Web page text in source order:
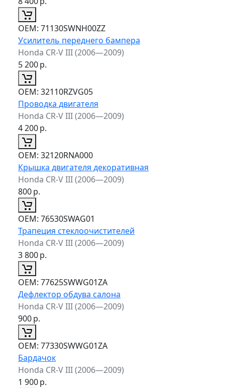
ОЕМ: 71130SWNH00ZZ
Усилитель переднего бампера
Honda CR-V III (2006—2009)
5 200р.
ОЕМ: 32110RZVG05
Проводка двигателя
Honda CR-V III (2006—2009)
4 200р.
ОЕМ: 32120RNA000
Крышка двигателя декоративная
Honda CR-V III (2006—2009)
800р.
ОЕМ: 76530SWAG01
Трапеция стеклоочистителей
Honda CR-V III (2006—2009)
3 800р.
ОЕМ: 77625SWWG01ZA
Дефлектор обдува салона
Honda CR-V III (2006—2009)
900р.
ОЕМ: 77330SWWG01ZA
Бардачок
Honda CR-V III (2006—2009)
1 900р.